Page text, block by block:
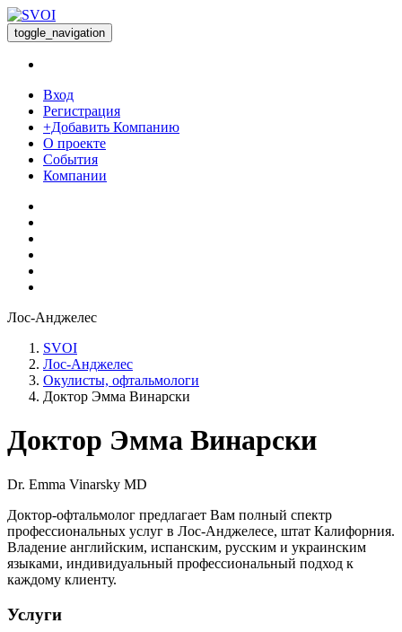
toggle_navigation
Вход
Регистрация
+Добавить Компанию
О проекте
События
Компании
Лос-Анджелес
SVOI
Лос-Анджелес
Окулисты, офтальмологи
Доктор Эмма Винарски
Доктор Эмма Винарски
Dr. Emma Vinarsky MD
Доктор-офтальмолог предлагает Вам полный спектр
профессиональных услуг в Лос-Анджелесе, штат Калифорния.
Владение английским, испанским, русским и украинским
языками, индивидуальный профессиональный подход к
каждому клиенту.
Услуги